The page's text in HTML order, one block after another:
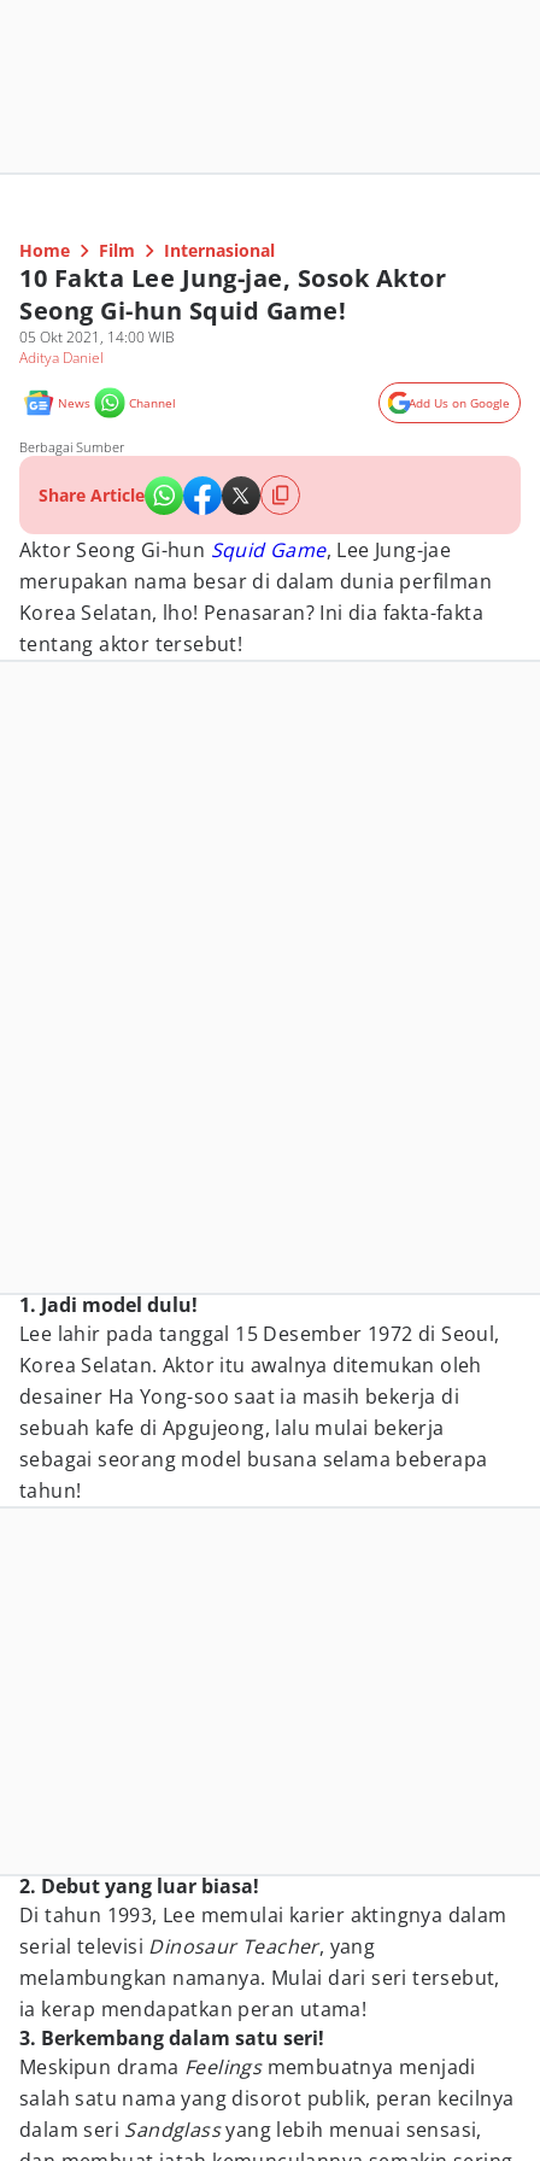
Home Film Internasional
10 Fakta Lee Jung-jae, Sosok Aktor
Seong Gi-hun Squid Game!
05 Okt 2021, 14:00 WIB
Aditya Daniel
News Channel Add Us on Google
Berbagai Sumber
Share Article
Aktor Seong Gi-hun Squid Game, Lee Jung-jae
merupakan nama besar di dalam dunia perfilman
Korea Selatan, lho! Penasaran? Ini dia fakta-fakta
tentang aktor tersebut!
1. Jadi model dulu!
Lee lahir pada tanggal 15 Desember 1972 di Seoul,
Korea Selatan. Aktor itu awalnya ditemukan oleh
desainer Ha Yong-soo saat ia masih bekerja di
sebuah kafe di Apgujeong, lalu mulai bekerja
sebagai seorang model busana selama beberapa
tahun!
2. Debut yang luar biasa!
Di tahun 1993, Lee memulai karier aktingnya dalam
serial televisi Dinosaur Teacher, yang
melambungkan namanya. Mulai dari seri tersebut,
ia kerap mendapatkan peran utama!
3. Berkembang dalam satu seri!
Meskipun drama Feelings membuatnya menjadi
salah satu nama yang disorot publik, peran kecilnya
dalam seri Sandglassyang lebih menuai sensasi,